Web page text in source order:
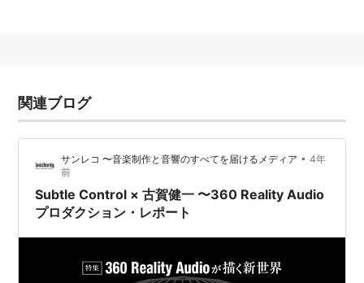
関連ブログ
サンレコ 〜音楽制作と音響のすべてを届けるメディア • 4年
前
Subtle Control × 古賀健一 〜360 Reality Audio
プロダクション・レポート